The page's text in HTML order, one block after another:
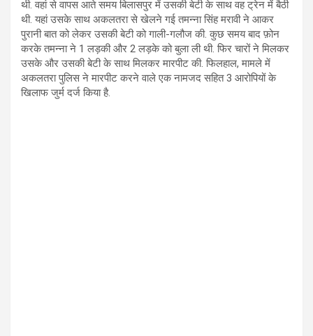
थी. वहां से वापस आते समय बिलासपुर में उसकी बेटी के साथ वह ट्रेन में बैठी
थी. यहां उसके साथ अकलतरा से खेलने गई तमन्ना सिंह मरावी ने आकर
पुरानी बात को लेकर उसकी बेटी को गाली-गलौज की. कुछ समय बाद फ़ोन
करके तमन्ना ने 1 लड़की और 2 लड़के को बुला ली थी. फिर चारों ने मिलकर
उसके और उसकी बेटी के साथ मिलकर मारपीट की. फिलहाल, मामले में
अकलतरा पुलिस ने मारपीट करने वाले एक नामजद सहित 3 आरोपियों के
खिलाफ जुर्म दर्ज किया है.